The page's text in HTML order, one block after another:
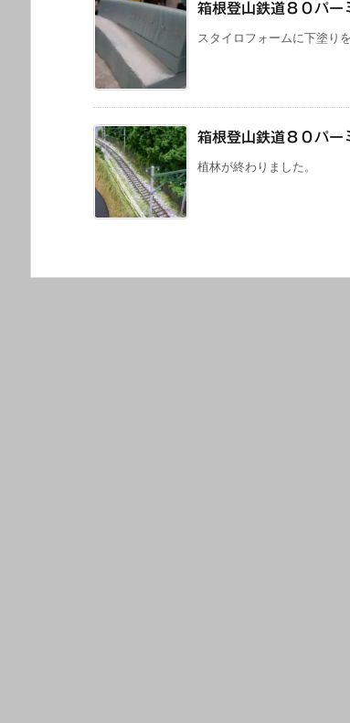
箱根登山鉄道８０パー
スタイロフォームに下塗り
箱根登山鉄道８０パー
植林が終わりました。